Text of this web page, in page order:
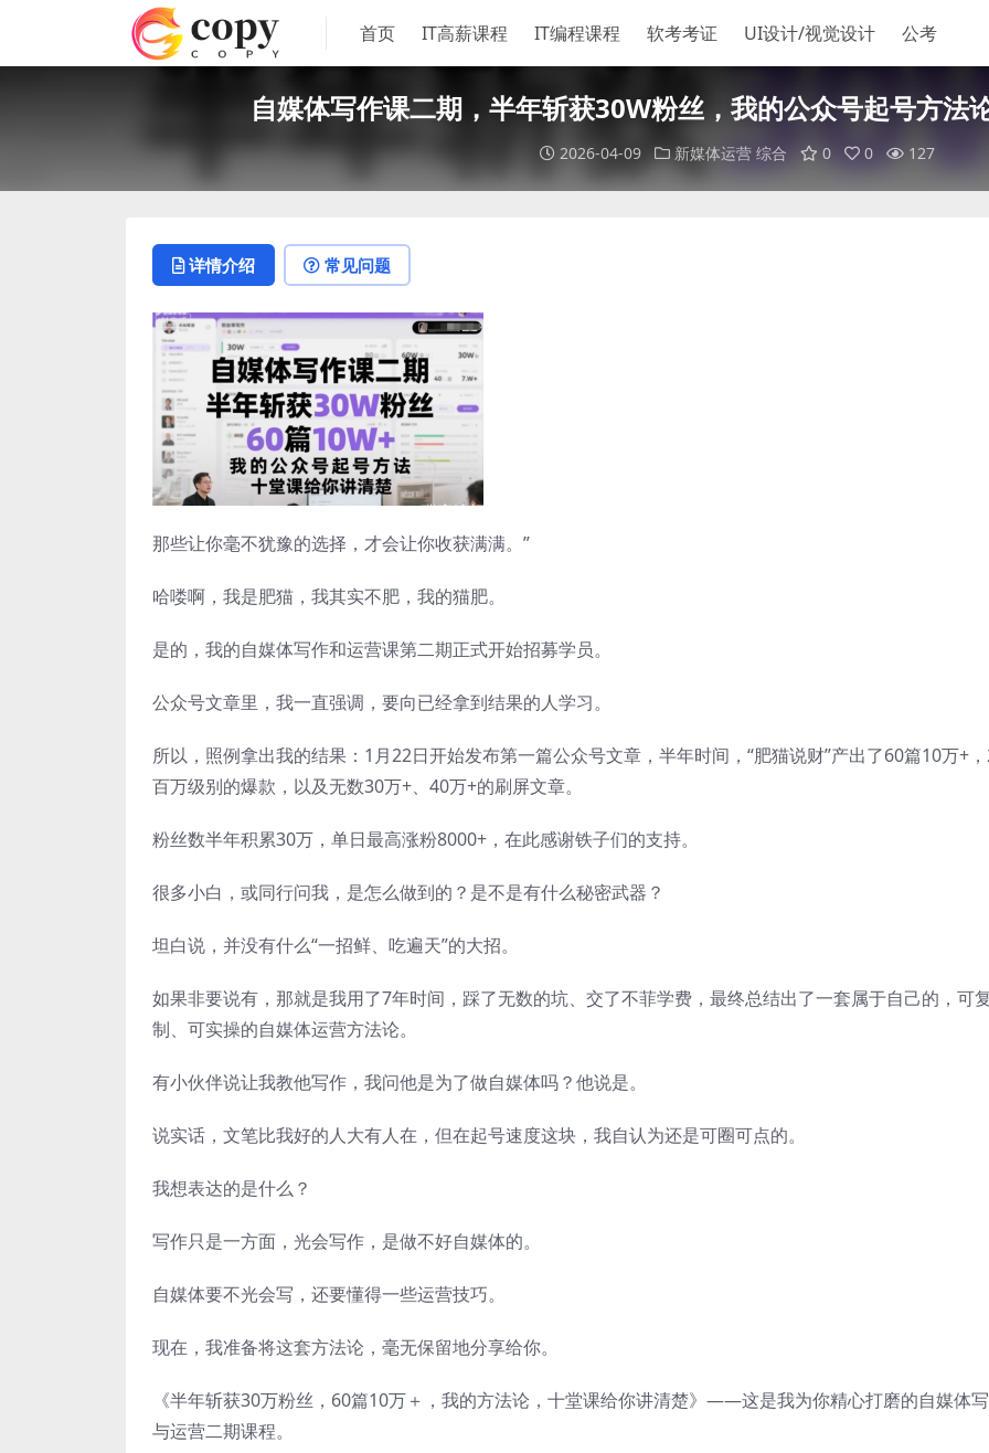
首页 IT高薪课程 IT编程课程 软考考证 UI设计/视觉设计 公考
自媒体写作课二期，半年斩获30W粉丝，我的公众号起号方法
2026-04-09 新媒体运营 综合 0 0 127
详情介绍 常见问题
那些让你毫不犹豫的选择，才会让你收获满满。”
哈喽啊，我是肥猫，我其实不肥，我的猫肥。
是的，我的自媒体写作和运营课第二期正式开始招募学员。
公众号文章里，我一直强调，要向已经拿到结果的人学习。
所以，照例拿出我的结果：1月22日开始发布第一篇公众号文章，半年时间，“肥猫说财”产出了60篇10万+
百万级别的爆款，以及无数30万+、40万+的刷屏文章。
粉丝数半年积累30万，单日最高涨粉8000+，在此感谢铁子们的支持。
很多小白，或同行问我，是怎么做到的？是不是有什么秘密武器？
坦白说，并没有什么“一招鲜、吃遍天”的大招。
如果非要说有，那就是我用了7年时间，踩了无数的坑、交了不菲学费，最终总结出了一套属于自己的，可
制、可实操的自媒体运营方法论。
有小伙伴说让我教他写作，我问他是为了做自媒体吗？他说是。
说实话，文笔比我好的人大有人在，但在起号速度这块，我自认为还是可圈可点的。
我想表达的是什么？
写作只是一方面，光会写作，是做不好自媒体的。
自媒体要不光会写，还要懂得一些运营技巧。
现在，我准备将这套方法论，毫无保留地分享给你。
《半年斩获30万粉丝，60篇10万＋，我的方法论，十堂课给你讲清楚》——这是我为你精心打磨的自媒体
与运营二期课程。